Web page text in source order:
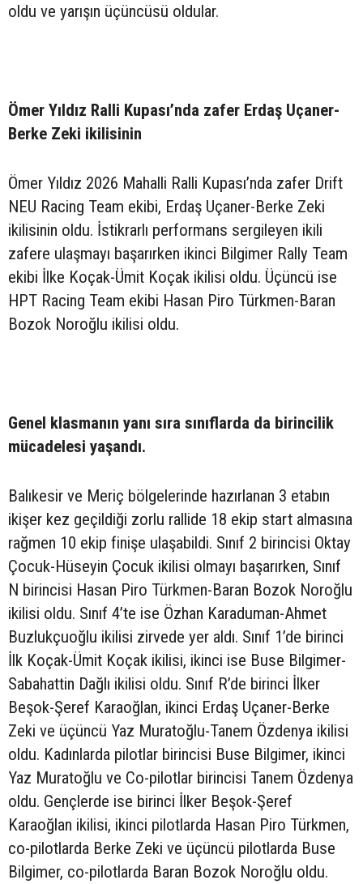
oldu ve yarışın üçüncüsü oldular.
Ömer Yıldız Ralli Kupası’nda zafer Erdaş Uçaner-
Berke Zeki ikilisinin
Ömer Yıldız 2026 Mahalli Ralli Kupası’nda zafer Drift
NEU Racing Team ekibi, Erdaş Uçaner-Berke Zeki
ikilisinin oldu. İstikrarlı performans sergileyen ikili
zafere ulaşmayı başarırken ikinci Bilgimer Rally Team
ekibi İlke Koçak-Ümit Koçak ikilisi oldu. Üçüncü ise
HPT Racing Team ekibi Hasan Piro Türkmen-Baran
Bozok Noroğlu ikilisi oldu.
Genel klasmanın yanı sıra sınıflarda da birincilik
mücadelesi yaşandı.
Balıkesir ve Meriç bölgelerinde hazırlanan 3 etabın
ikişer kez geçildiği zorlu rallide 18 ekip start almasına
rağmen 10 ekip finişe ulaşabildi. Sınıf 2 birincisi Oktay
Çocuk-Hüseyin Çocuk ikilisi olmayı başarırken, Sınıf
N birincisi Hasan Piro Türkmen-Baran Bozok Noroğlu
ikilisi oldu. Sınıf 4’te ise Özhan Karaduman-Ahmet
Buzlukçuoğlu ikilisi zirvede yer aldı. Sınıf 1’de birinci
İlk Koçak-Ümit Koçak ikilisi, ikinci ise Buse Bilgimer-
Sabahattin Dağlı ikilisi oldu. Sınıf R’de birinci İlker
Beşok-Şeref Karaoğlan, ikinci Erdaş Uçaner-Berke
Zeki ve üçüncü Yaz Muratoğlu-Tanem Özdenya ikilisi
oldu. Kadınlarda pilotlar birincisi Buse Bilgimer, ikinci
Yaz Muratoğlu ve Co-pilotlar birincisi Tanem Özdenya
oldu. Gençlerde ise birinci İlker Beşok-Şeref
Karaoğlan ikilisi, ikinci pilotlarda Hasan Piro Türkmen,
co-pilotlarda Berke Zeki ve üçüncü pilotlarda Buse
Bilgimer, co-pilotlarda Baran Bozok Noroğlu oldu.